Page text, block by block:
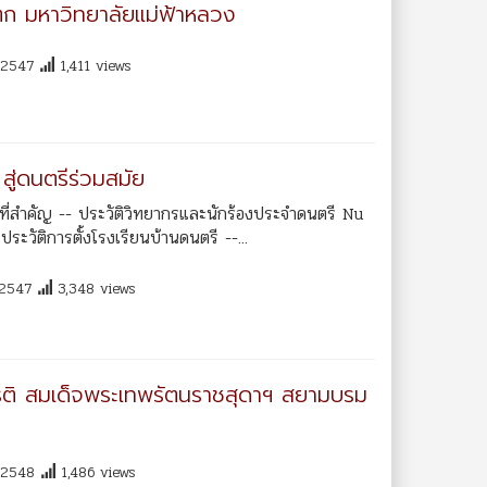
มหาวิทยาลัยแม่ฟ้าหลวง
1,411 views
ดนตรีร่วมสมัย
สำคัญ -- ประวัติวิทยากรและนักร้องประจำดนตรี Nu
วัติการตั้งโรงเรียนบ้านดนตรี --...
3,348 views
สมเด็จพระเทพรัตนราชสุดาฯ สยามบรม
1,486 views